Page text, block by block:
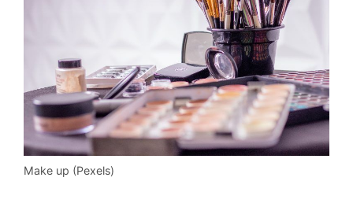
Make up (Pexels)